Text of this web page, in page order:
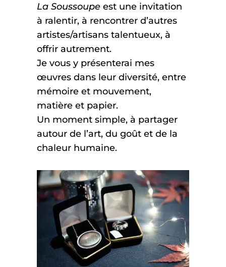
La Soussoupe est une invitation
à ralentir, à rencontrer d’autres
artistes/artisans talentueux, à
offrir autrement.
Je vous y présenterai mes
œuvres dans leur diversité, entre
mémoire et mouvement,
matière et papier.
Un moment simple, à partager
autour de l’art, du goût et de la
chaleur humaine.